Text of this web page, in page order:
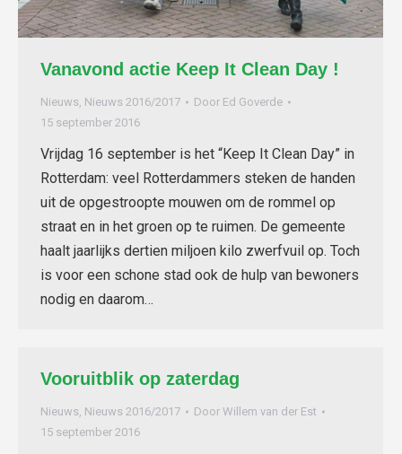
Vanavond actie Keep It Clean Day !
Nieuws, Nieuws 2016/2017 Door Ed Goverde
15 september 2016
Vrijdag 16 september is het “Keep It Clean Day” in
Rotterdam: veel Rotterdammers steken de handen
uit de opgestroopte mouwen om de rommel op
straat en in het groen op te ruimen. De gemeente
haalt jaarlijks dertien miljoen kilo zwerfvuil op. Toch
is voor een schone stad ook de hulp van bewoners
nodig en daarom…
Vooruitblik op zaterdag
Nieuws, Nieuws 2016/2017 Door Willem van der Est
15 september 2016